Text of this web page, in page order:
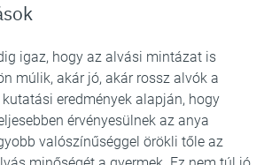
igaz, hogy az alvási mintázat is
múlik, akár jó, akár rossz alvók a
eredmények alapján, hogy
érvényesülnek az anya
valószínűséggel örökli tőle az